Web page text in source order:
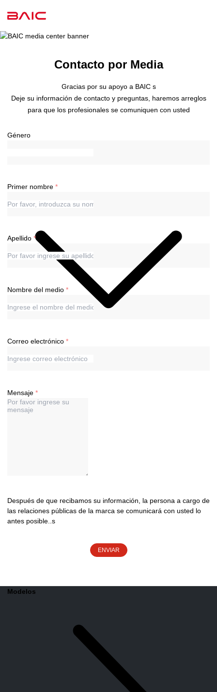
Contacto por Media
Gracias por su apoyo a BAIC s
Deje su información de contacto y preguntas, haremos arreglos
para que los profesionales se comuniquen con usted
Género
Primer nombre
Apellido
Nombre del medio
Correo electrónico
Mensaje
Después de que recibamos su información, la persona a cargo de
las relaciones públicas de la marca se comunicará con usted lo
antes posible..s
ENVIAR
Modelos